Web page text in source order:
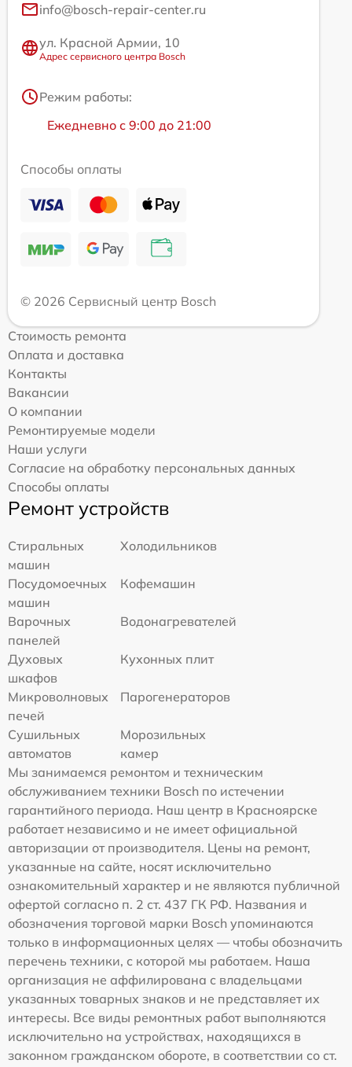
info@bosch-repair-center.ru
ул. Красной Армии, 10
Адрес сервисного центра Bosch
Режим работы:
Ежедневно с 9:00 до 21:00
Способы оплаты
© 2026 Сервисный центр Bosch
Стоимость ремонта
Оплата и доставка
Контакты
Вакансии
О компании
Ремонтируемые модели
Наши услуги
Согласие на обработку персональных данных
Способы оплаты
Ремонт устройств
Стиральных
машин
Холодильников
Посудомоечных
машин
Кофемашин
Варочных
панелей
Водонагревателей
Духовых
шкафов
Кухонных плит
Микроволновых
печей
Парогенераторов
Сушильных
автоматов
Морозильных
камер
Мы занимаемся ремонтом и техническим
обслуживанием техники Bosch по истечении
гарантийного периода. Наш центр в Красноярске
работает независимо и не имеет официальной
авторизации от производителя. Цены на ремонт,
указанные на сайте, носят исключительно
ознакомительный характер и не являются публичной
офертой согласно п. 2 ст. 437 ГК РФ. Названия и
обозначения торговой марки Bosch упоминаются
только в информационных целях — чтобы обозначить
перечень техники, с которой мы работаем. Наша
организация не аффилирована с владельцами
указанных товарных знаков и не представляет их
интересы. Все виды ремонтных работ выполняются
исключительно на устройствах, находящихся в
законном гражданском обороте, в соответствии со ст.